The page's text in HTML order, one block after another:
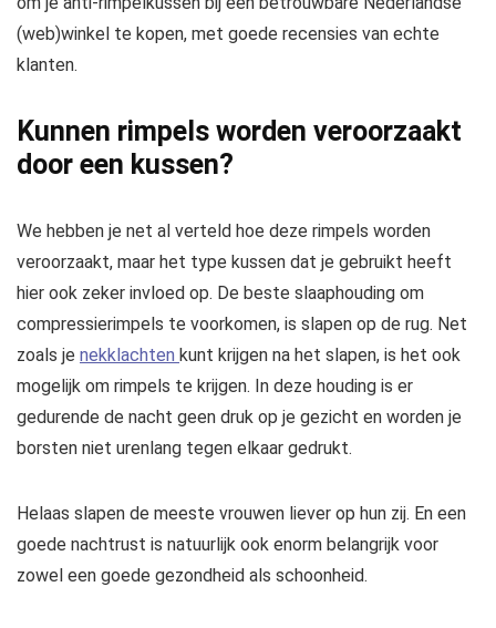
(web)winkel te kopen, met goede recensies van echte
klanten.
Kunnen rimpels worden veroorzaakt
door een kussen?
We hebben je net al verteld hoe deze rimpels worden
veroorzaakt, maar het type kussen dat je gebruikt heeft
hier ook zeker invloed op. De beste slaaphouding om
compressierimpels te voorkomen, is slapen op de rug. Net
zoals je nekklachten kunt krijgen na het slapen, is het ook
mogelijk om rimpels te krijgen. In deze houding is er
gedurende de nacht geen druk op je gezicht en worden je
borsten niet urenlang tegen elkaar gedrukt.
Helaas slapen de meeste vrouwen liever op hun zij. En een
goede nachtrust is natuurlijk ook enorm belangrijk voor
zowel een goede gezondheid als schoonheid.